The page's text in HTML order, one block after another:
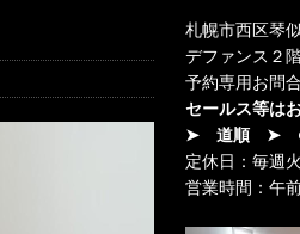
札幌市西区琴
デファンス２
予約専用お問
セールス等は
➤ 道順
➤
定休日：毎週
営業時間：午